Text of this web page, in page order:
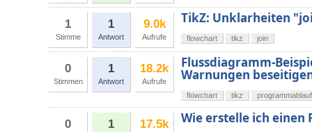
1
Stimme
1
Antwort
9.0k
Aufrufe
TikZ: Unklarheiten
flowchart tikz join
0
Stimmen
1
Antwort
18.2k
Aufrufe
Flussdiagramm-
Warnungen
flowchart tikz
0 1 17.5k Wie erstelle ich